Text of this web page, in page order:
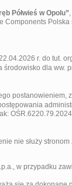
Półwieś w Opolu”
Components Polska
r. do tut.
środowisko dla ww.
postanowieniem,
nie służy
w przypadku